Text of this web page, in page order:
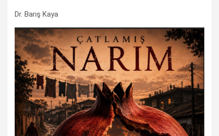
Dr. Barış Kaya